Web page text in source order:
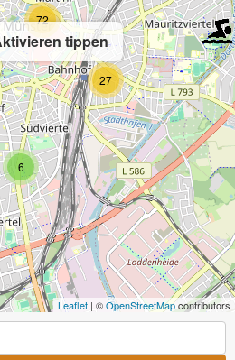
tippen
6
27
72
Leaflet | ©OpenStreetMapcontributors